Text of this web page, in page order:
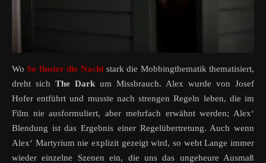
WoSo finster die Nachtstark die Mobbingthematik thematisiert,
dreht sich The Dark um Missbrauch. Alex wurde von Josef
Hofer entführt und musste nach strengen Regeln leben, die im
Film nie ausformuliert, aber mehrfach erwähnt werden; Alex‘
Blendung ist das Ergebnis einer Regelübertretung. Auch wenn
Alex‘ Martyrium nie explizit gezeigt wird, so webt Lange immer
wieder einzelne Szenen ein, die uns das ungeheure Ausmaß